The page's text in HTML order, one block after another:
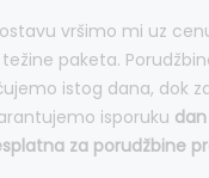
vršimo mi uz
paketa.
istog dana, dok
isporuku
za porudžbine